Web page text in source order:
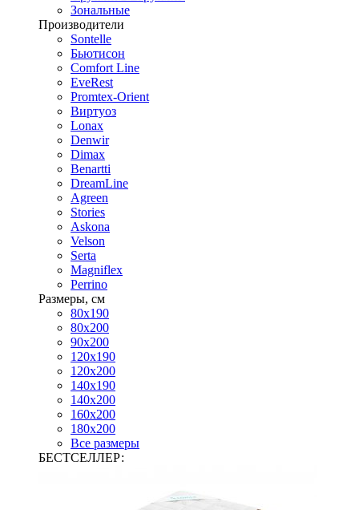
Зональные
Производители
Sontelle
Бьютисон
Comfort Line
EveRest
Promtex-Orient
Виртуоз
Lonax
Denwir
Dimax
Benartti
DreamLine
Agreen
Stories
Askona
Velson
Serta
Magniflex
Perrino
Размеры, см
80х190
80х200
90х200
120х190
120х200
140х190
140х200
160х200
180х200
Все размеры
БЕСТСЕЛЛЕР: